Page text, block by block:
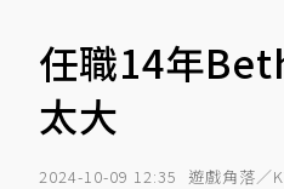
任職14年
太大
2024-10-09 12:35 遊戲角落／